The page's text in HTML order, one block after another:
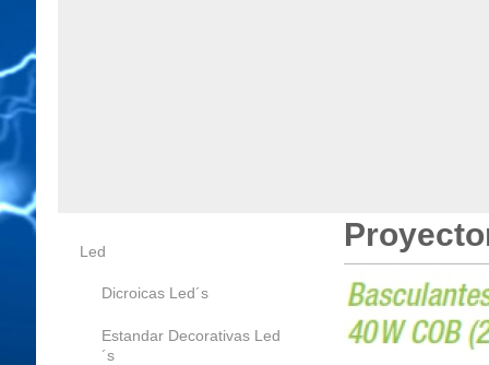
Led
Dicroicas Led´s
Estandar Decorativas Led
´s